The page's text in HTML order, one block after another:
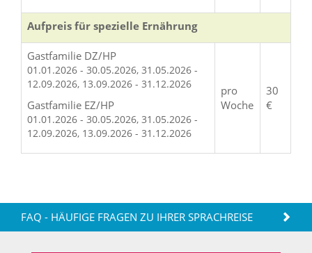
Aufpreis für spezielle Ernährung
Gastfamilie DZ/HP
01.01.2026 - 30.05.2026, 31.05.2026 -
12.09.2026, 13.09.2026 - 31.12.2026
Gastfamilie EZ/HP
01.01.2026 - 30.05.2026, 31.05.2026 -
12.09.2026, 13.09.2026 - 31.12.2026
pro
Woche
30
€
FAQ - HÄUFIGE FRAGEN ZU IHRER SPRACHREISE